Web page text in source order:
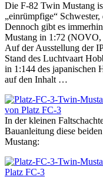
Die F-82 Twin Mustang
„einrümpfige“ Schwester,
Dennoch gibt es
Mustang in 1:72
Auf der Ausstellung der
Stand des Luchtvaart
in 1:144 des japanischen
auf den Inhalt …
In der kleinen
Bauanleitung diese
Mustang: